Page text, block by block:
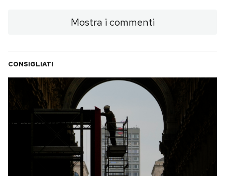
Mostra i commenti
CONSIGLIATI